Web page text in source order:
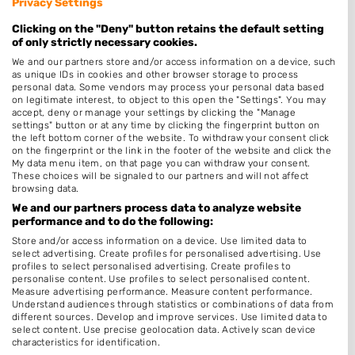
Graaf Albrechtlaan 18
Op 1,60 km afstand
BY Mandy
Trekkerstraat 3
2151BM Nieuw-Vennep
Op 3,56 km afstand
Auknails
Vlietestein 38
2151KL Nieuw-Vennep
Op 3,87 km afstand
Pedicure BMG en Nagelstyling
Clicking on the "Deny" button retains the default setting
of only strictly necessary cookies.
We and our partners store and/or access information on a device, such
as unique IDs in cookies and other browser storage to process
personal data. Some vendors may process your personal data based
on legitimate interest, to object to this open the "Settings". You may
accept, deny or manage your settings by clicking the "Manage
settings" button or at any time by clicking the fingerprint button on
the left bottom corner of the website. To withdraw your consent click
on the fingerprint or the link in the footer of the website and click the
My data menu item, on that page you can withdraw your consent.
These choices will be signaled to our partners and will not affect
browsing data.
We and our partners process data to analyze website
performance and to do the following:
Store and/or access information on a device. Use limited data to
select advertising. Create profiles for personalised advertising. Use
profiles to select personalised advertising. Create profiles to
personalise content. Use profiles to select personalised content.
Measure advertising performance. Measure content performance.
Understand audiences through statistics or combinations of data from
different sources. Develop and improve services. Use limited data to
select content. Use precise geolocation data. Actively scan device
characteristics for identification.